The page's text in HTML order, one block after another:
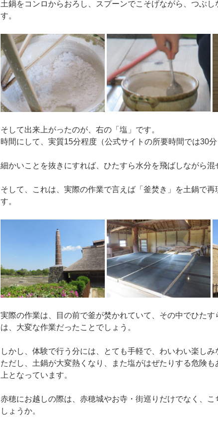
土鍋をコンロからおろし、スプーンでこそげながら、つぶ
す。
そして出来上がったのが、右の「塩」です。
時間にして、実質15分程度（公式サイトの所要時間では30分
細かいことを抜きにすれば、ひたすら水分を飛ばしながら混
そして、これは、実際の作業で言えば「釜焚き」を土鍋で
す。
実際の作業は、目の前で釜が焚かれていて、その中でひた
は、大変な作業だったことでしょう。
しかし、体験で行う分には、とても手軽で、わいわい楽しみ
ただし、土鍋が大変熱くなり、また塩がはぜたりする危険
上となっています。
赤穂にお越しの際は、赤穂城やお寺・街巡りだけでなく、
しょうか。